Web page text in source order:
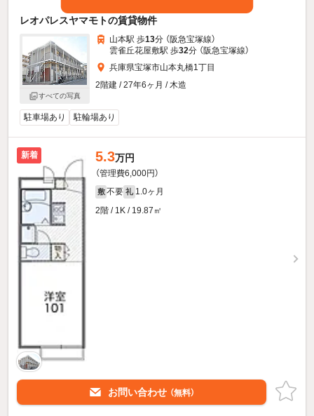
レオパレスヤマモトの賃貸物件
すべての写真
山本駅 歩13分 （阪急宝塚線）
雲雀丘花屋敷駅 歩32分 （阪急宝塚線）
兵庫県宝塚市山本丸橋1丁目
2階建 / 27年6ヶ月 / 木造
駐車場あり 駐輪場あり
新着 5.3万円
（管理費6,000円）
敷 不要 礼 1.0ヶ月
2階 / 1K / 19.87㎡
お問い合わせ （無料）